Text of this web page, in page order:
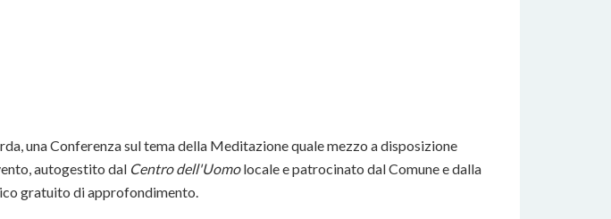
una Conferenza sul tema della Meditazione quale mezzo a disposizione
autogestito dal Centro dell'Uomolocale e patrocinato dal Comune e dalla
gratuito di approfondimento.